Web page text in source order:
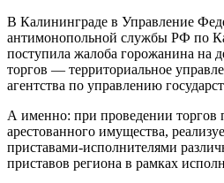
В Калининграде в Управление
антимонопольной службы РФ по
поступила жалоба горожанина на
торгов — территориальное
агентства по управлению
А именно: при проведении торгов
арестованного имущества,
приставами-исполнителями
приставов региона в рамках